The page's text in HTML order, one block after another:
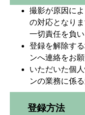
撮影が原因に
の対応となり
一切責任を負い
登録を解除す
ンへ連絡をお願
いただいた個
ンの業務に係
登録方法